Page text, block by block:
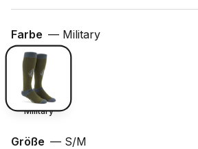
Farbe — Military
Military
Größe — S/M